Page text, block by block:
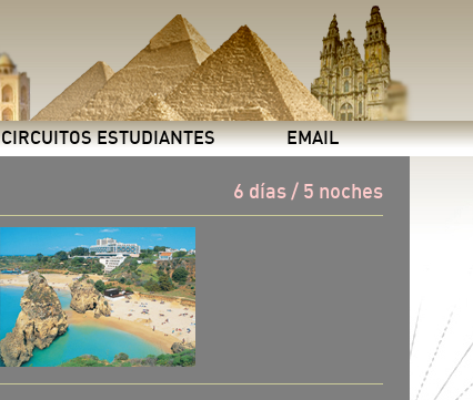
CIRCUITOS ESTUDIANTES EMAIL
6 días / 5 noches